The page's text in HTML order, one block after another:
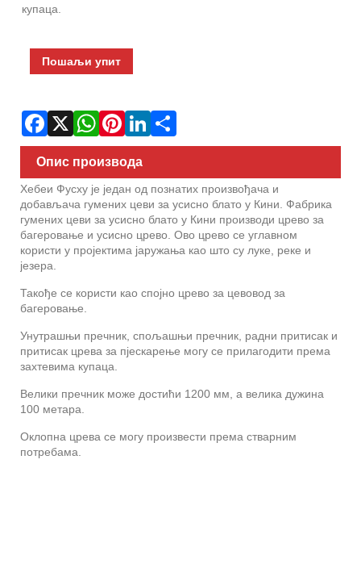
купаца.
Пошаљи упит
Опис производа
Хебеи Фусху је један од познатих произвођача и
добављача гумених цеви за усисно блато у Кини. Фабрика
гумених цеви за усисно блато у Кини производи црево за
багеровање и усисно црево. Ово црево се углавном
користи у пројектима јаружања као што су луке, реке и
језера.
Такође се користи као спојно црево за цевовод за
багеровање.
Унутрашњи пречник, спољашњи пречник, радни притисак и
притисак црева за пјескарење могу се прилагодити према
захтевима купаца.
Велики пречник може достићи 1200 мм, а велика дужина
100 метара.
Оклопна црева се могу произвести према стварним
потребама.